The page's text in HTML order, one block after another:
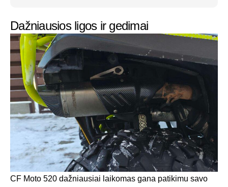
Dažniausios ligos ir gedimai
CF Moto 520 dažniausiai laikomas gana patikimu savo